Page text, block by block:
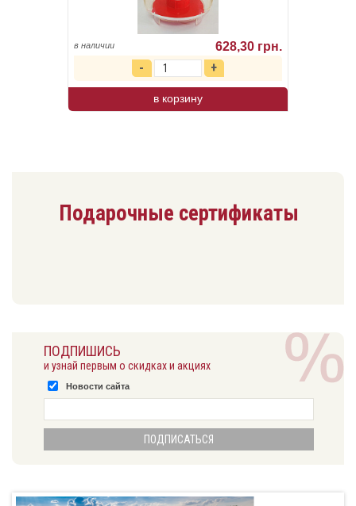
в наличии 628,30 грн.
в корзину
Подарочные сертификаты
ПОДПИШИСЬ
и узнай первым о скидках и акциях
Новости сайта